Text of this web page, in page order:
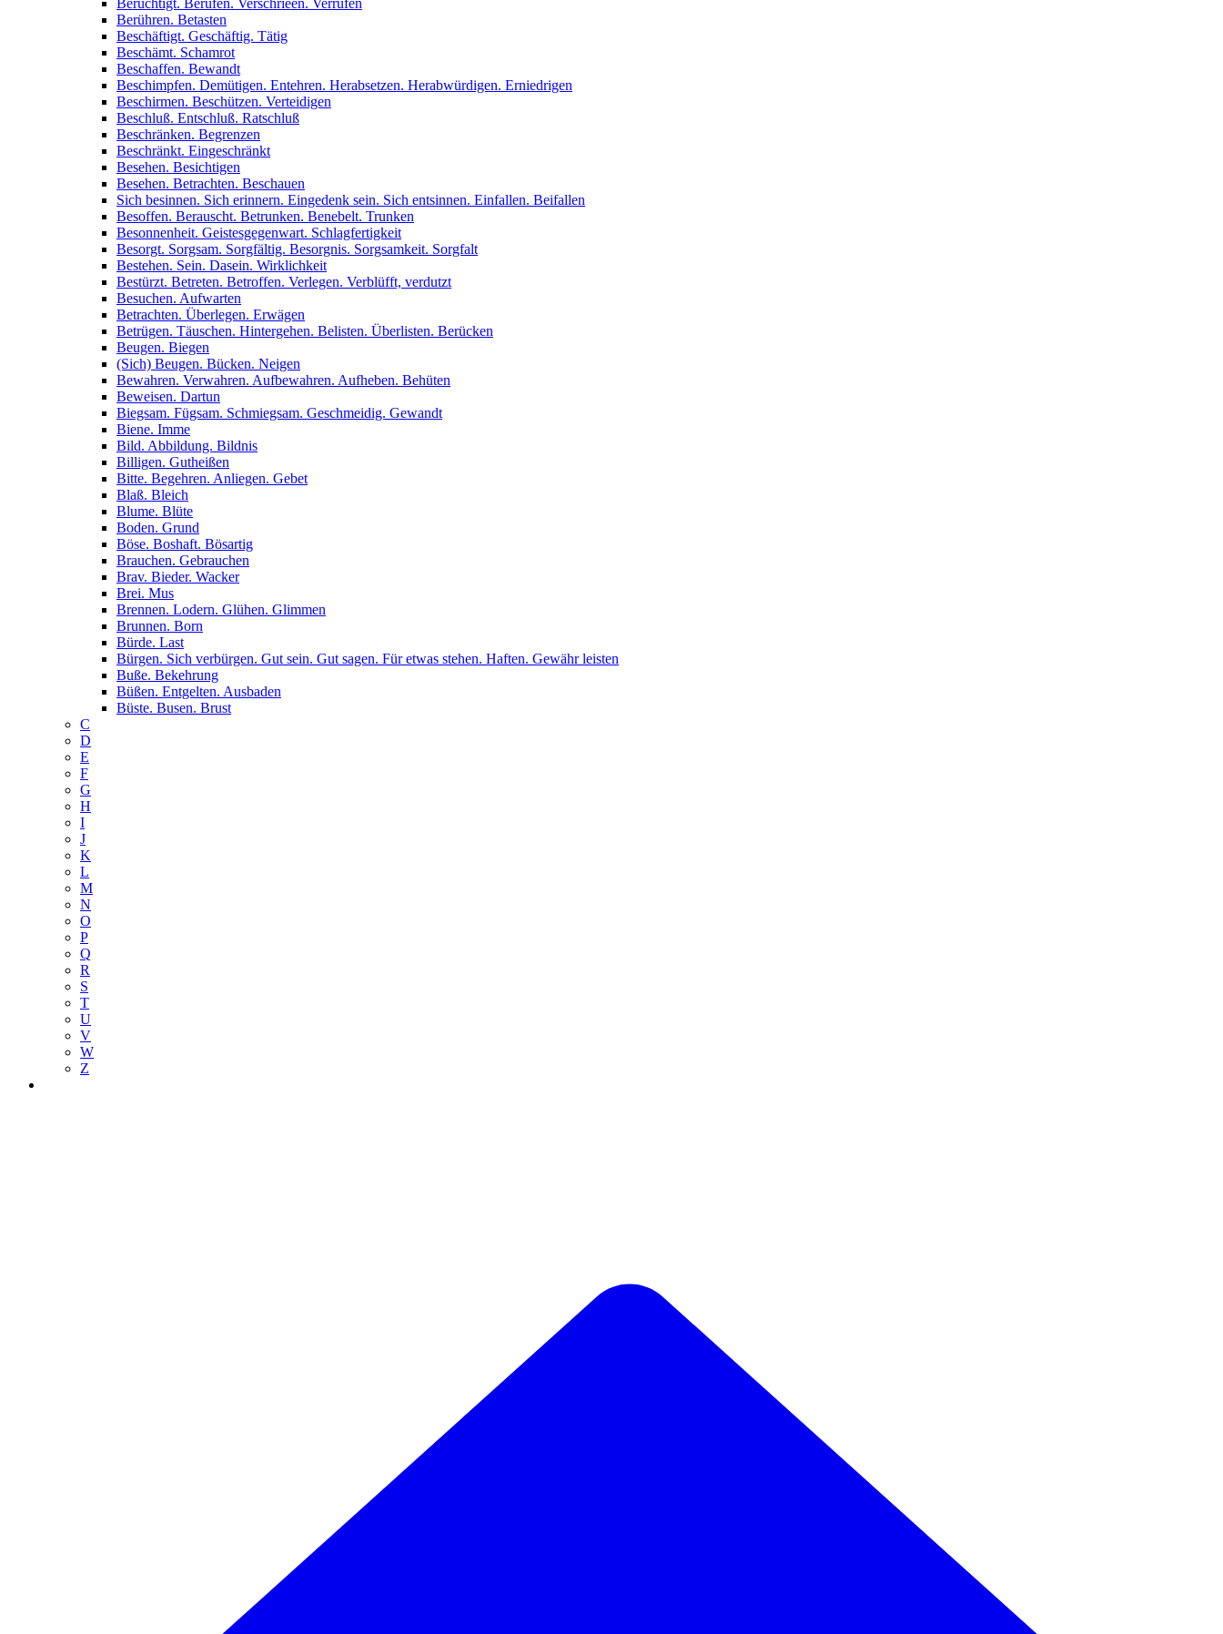
Berüchtigt. Berufen. Verschrieen. Verrufen
Berühren. Betasten
Beschäftigt. Geschäftig. Tätig
Beschämt. Schamrot
Beschaffen. Bewandt
Beschimpfen. Demütigen. Entehren. Herabsetzen. Herabwürdigen. Erniedrigen
Beschirmen. Beschützen. Verteidigen
Beschluß. Entschluß. Ratschluß
Beschränken. Begrenzen
Beschränkt. Eingeschränkt
Besehen. Besichtigen
Besehen. Betrachten. Beschauen
Sich besinnen. Sich erinnern. Eingedenk sein. Sich entsinnen. Einfallen. Beifallen
Besoffen. Berauscht. Betrunken. Benebelt. Trunken
Besonnenheit. Geistesgegenwart. Schlagfertigkeit
Besorgt. Sorgsam. Sorgfältig. Besorgnis. Sorgsamkeit. Sorgfalt
Bestehen. Sein. Dasein. Wirklichkeit
Bestürzt. Betreten. Betroffen. Verlegen. Verblüfft, verdutzt
Besuchen. Aufwarten
Betrachten. Überlegen. Erwägen
Betrügen. Täuschen. Hintergehen. Belisten. Überlisten. Berücken
Beugen. Biegen
(Sich) Beugen. Bücken. Neigen
Bewahren. Verwahren. Aufbewahren. Aufheben. Behüten
Beweisen. Dartun
Biegsam. Fügsam. Schmiegsam. Geschmeidig. Gewandt
Biene. Imme
Bild. Abbildung. Bildnis
Billigen. Gutheißen
Bitte. Begehren. Anliegen. Gebet
Blaß. Bleich
Blume. Blüte
Boden. Grund
Böse. Boshaft. Bösartig
Brauchen. Gebrauchen
Brav. Bieder. Wacker
Brei. Mus
Brennen. Lodern. Glühen. Glimmen
Brunnen. Born
Bürde. Last
Bürgen. Sich verbürgen. Gut sein. Gut sagen. Für etwas stehen. Haften. Gewähr leisten
Buße. Bekehrung
Büßen. Entgelten. Ausbaden
Büste. Busen. Brust
C
D
E
F
G
H
I
J
K
L
M
N
O
P
Q
R
S
T
U
V
W
Z